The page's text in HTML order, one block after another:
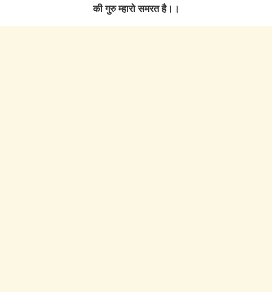
की गुरु म्हारो समरत है।।